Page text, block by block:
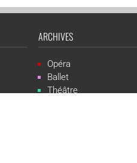
ARCHIVES
Opéra
Ballet
Théâtre